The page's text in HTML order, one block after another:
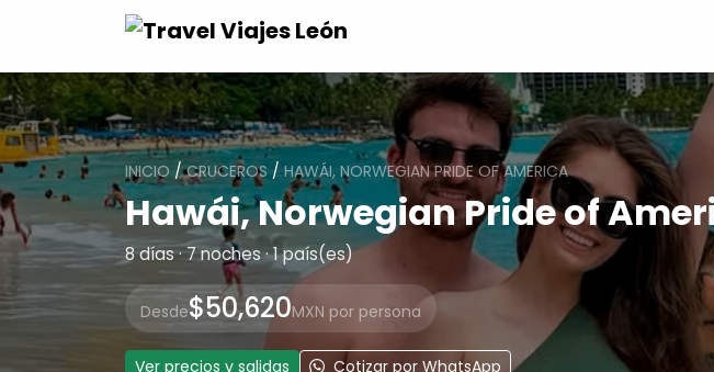
INICIO /CRUCEROS / HAWÁI, NORWEGIAN PRIDE OF AMERICA
Hawái, Norwegian Pride of
8 días · 7 noches · 1 país(es)
Desde$50,620MXN por persona
Ver precios y salidas Cotizar por WhatsApp